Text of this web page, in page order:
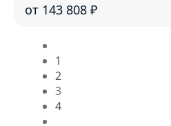
от 143 808 ₽
1
2
3
4